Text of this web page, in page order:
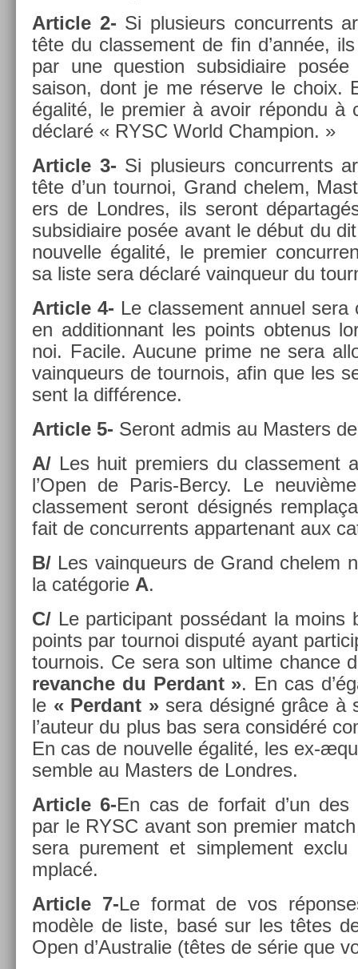
Ar­ticle 2- Si plusieurs con­cur­rents
tête du clas­se­ment de fin d’année,
par une ques­tion sub­sidiaire
saison, dont je me réserve le choix.
égalité, le pre­mi­er à avoir répondu à
déclaré « RYSC World Champ­ion. »
Ar­ticle 3- Si plusieurs con­cur­rents
tête d’un tour­noi, Grand chelem,
ers de Londres, ils seront
sub­sidiaire posée avant le début du
nouvel­le égalité, le pre­mi­er
sa liste sera déclaré vain­queur du
Ar­ticle 4- Le clas­se­ment an­nuel sera
en ad­dition­nant les points ob­tenus
noi. Facile. Aucune prime ne sera
vain­queurs de tour­nois, afin que les
sent la différence.
Ar­ticle 5- Seront admis au Mast­ers
A/ Les huit pre­mi­ers du clas­se­ment
l’Open de Paris-Bercy. Le
clas­se­ment seront désignés
fait de con­cur­rents ap­partenant aux
B/ Les vain­queurs de Grand chelem
la catégorie A.
C/ Le par­ticipant possédant la moins
points par tour­noi dis­puté ayant
tour­nois. Ce sera son ul­time chan­ce
re­vanche du Per­dant ». En cas
le « Per­dant »sera désigné grâce à
l’auteur du plus bas sera con­sidéré
En cas de nouvel­le égalité, les ex-
semble au Mast­ers de Londres.
Ar­ticle 6-En cas de for­fait d’un des
par le RYSC avant son pre­mi­er
sera pure­ment et simple­ment
mplacé.
Ar­ticle 7-Le for­mat de vos
modèle de liste, basé sur les têtes
Open d’Australie (têtes de série que